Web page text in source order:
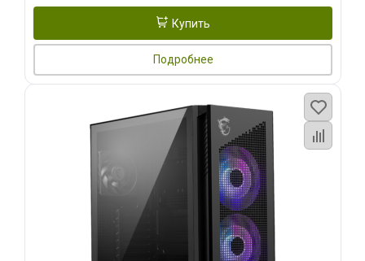
Купить
Подробнее